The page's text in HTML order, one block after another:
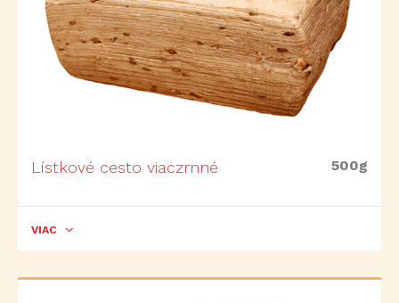
Lístkové cesto viaczrnné 500g
VIAC